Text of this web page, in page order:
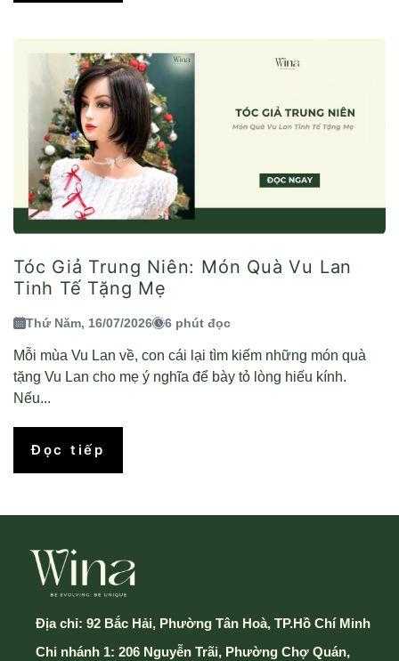
Tóc Giả Trung Niên: Món Quà Vu Lan
Tinh Tế Tặng Mẹ
Thứ Năm, 16/07/2026 6 phút đọc
Mỗi mùa Vu Lan về, con cái lại tìm kiếm những món quà
tặng Vu Lan cho mẹ ý nghĩa để bày tỏ lòng hiếu kính.
Nếu...
Đọc tiếp
Địa chỉ: 92 Bắc Hải, Phường Tân Hoà, TP.Hồ Chí Minh
Chi nhánh 1: 206 Nguyễn Trãi, Phường Chợ Quán,